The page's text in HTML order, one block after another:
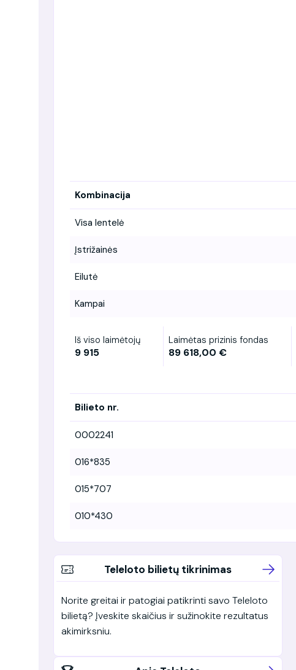
Kombinacija
Visa lentelė
Įstrižainės
Eilutė
Kampai
Iš viso laimėtojų
9 915
Laimėtas prizinis fondas
89 618,00 €
Bilieto nr.
0002241
016*835
015*707
010*430
Teleloto bilietų tikrinimas
Norite greitai ir patogiai patikrinti savo Teleloto
bilietą? Įveskite skaičius ir sužinokite rezultatus
akimirksniu.